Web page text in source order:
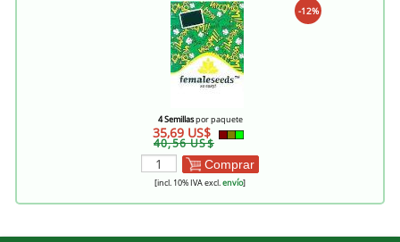
-12%
4 Semillaspor paquete
35,69 US$
40,56 US$
Comprar
[incl. 10% IVA excl.envío]